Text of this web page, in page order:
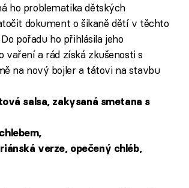
ho problematika dětských
dokument o šikaně dětí v těchto
pořadu ho přihlásila jeho
a rád získá zkušenosti s
na nový bojler a tátovi na stavbu
salsa, zakysaná smetana s
verze, opečený chléb,